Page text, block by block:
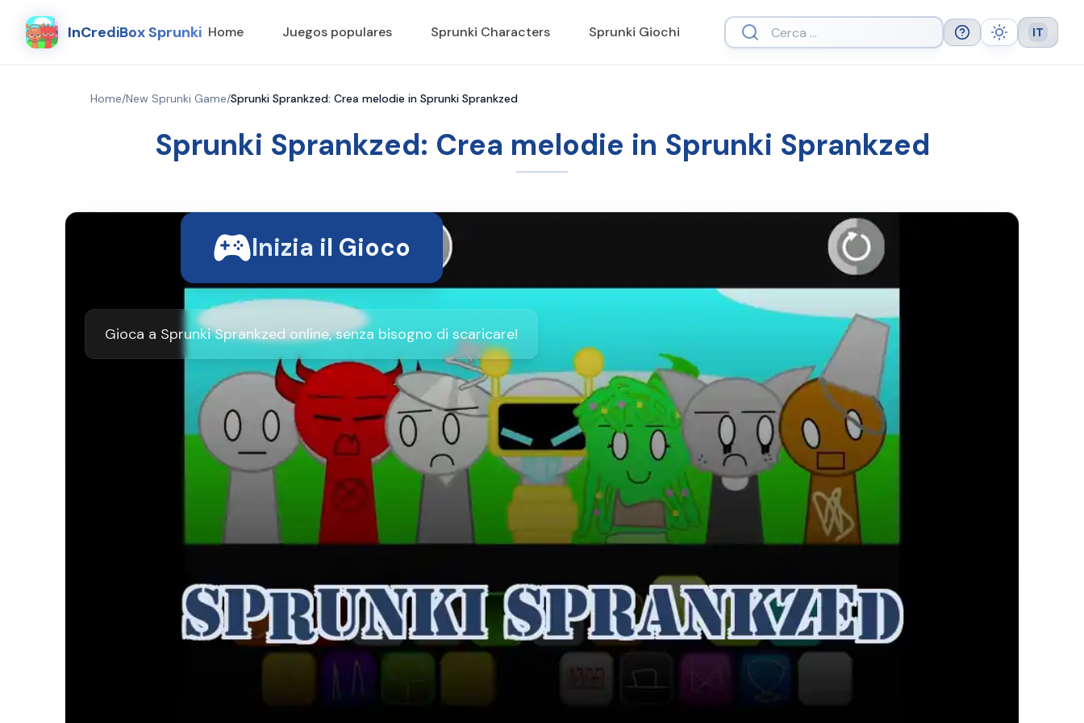
InCrediBox Sprunki Home Juegos populares Sprunki Characters Sprunki Giochi Help Theme Language
IT
Home/New Sprunki Game/Sprunki Sprankzed: Crea melodie in Sprunki Sprankzed
Sprunki Sprankzed: Crea melodie in Sprunki Sprankzed
Inizia il Gioco
Gioca a Sprunki Sprankzed online, senza bisogno di scaricare!